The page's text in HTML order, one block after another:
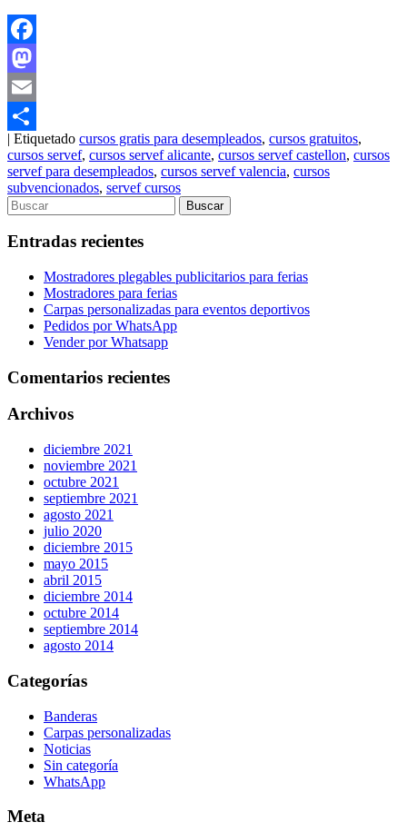
Facebook
Mastodon
Email
Compartir
| Etiquetado cursos gratis para desempleados, cursos gratuitos,
cursos servef, cursos servef alicante, cursos servef castellon, cursos
servef para desempleados, cursos servef valencia, cursos
subvencionados, servef cursos
Entradas recientes
Mostradores plegables publicitarios para ferias
Mostradores para ferias
Carpas personalizadas para eventos deportivos
Pedidos por WhatsApp
Vender por Whatsapp
Comentarios recientes
Archivos
diciembre 2021
noviembre 2021
octubre 2021
septiembre 2021
agosto 2021
julio 2020
diciembre 2015
mayo 2015
abril 2015
diciembre 2014
octubre 2014
septiembre 2014
agosto 2014
Categorías
Banderas
Carpas personalizadas
Noticias
Sin categoría
WhatsApp
Meta